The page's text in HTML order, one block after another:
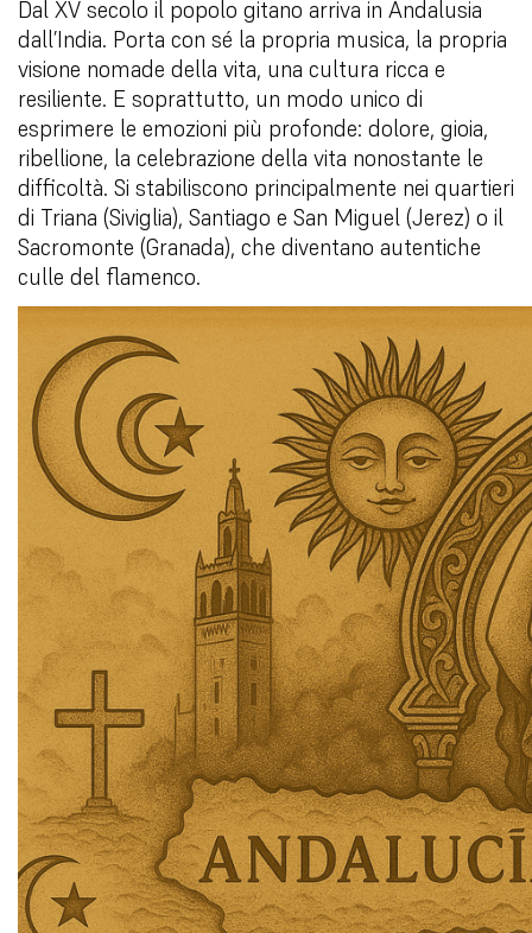
Dal XV secolo il popolo gitano arriva in Andalusia
dall’India. Porta con sé la propria musica, la propria
visione nomade della vita, una cultura ricca e
resiliente. E soprattutto, un modo unico di
esprimere le emozioni più profonde: dolore, gioia,
ribellione, la celebrazione della vita nonostante le
difficoltà. Si stabiliscono principalmente nei quartieri
di Triana (Siviglia), Santiago e San Miguel (Jerez) o il
Sacromonte (Granada), che diventano autentiche
culle del flamenco.